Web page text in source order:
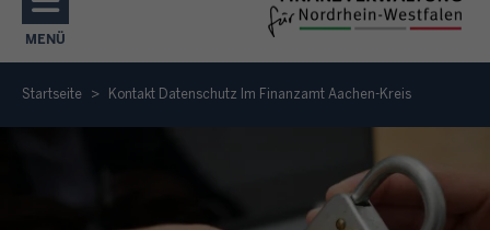
MENÜ
NAVIGATION AKTIVIEREN/DEAKTIVIEREN: HAUPTMENÜ
Startseite Kontakt Datenschutz Im Finanzamt Aachen-Kreis